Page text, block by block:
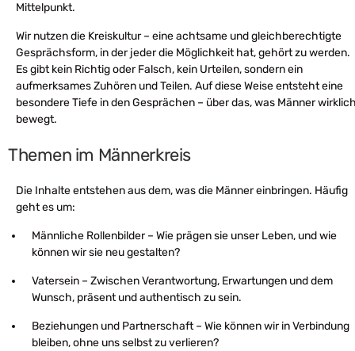
Mittelpunkt.
Wir nutzen die Kreiskultur – eine achtsame und gleichberechtigte
Gesprächsform, in der jeder die Möglichkeit hat, gehört zu werden.
Es gibt kein Richtig oder Falsch, kein Urteilen, sondern ein
aufmerksames Zuhören und Teilen. Auf diese Weise entsteht eine
besondere Tiefe in den Gesprächen – über das, was Männer
bewegt.
Themen im Männerkreis
Die Inhalte entstehen aus dem, was die Männer einbringen. Häufig
geht es um:
Männliche Rollenbilder – Wie prägen sie unser Leben, und wie
können wir sie neu gestalten?
Vatersein – Zwischen Verantwortung, Erwartungen und dem
Wunsch, präsent und authentisch zu sein.
Beziehungen und Partnerschaft – Wie können wir in Verbindung
bleiben, ohne uns selbst zu verlieren?